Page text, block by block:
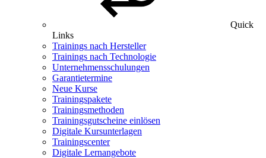
Quick
Links
Trainings nach Hersteller
Trainings nach Technologie
Unternehmensschulungen
Garantietermine
Neue Kurse
Trainingspakete
Trainingsmethoden
Trainingsgutscheine einlösen
Digitale Kursunterlagen
Trainingscenter
Digitale Lernangebote